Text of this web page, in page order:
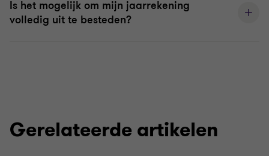
Is het mogelijk om mijn jaarrekening
volledig uit te besteden?
Gerelateerde artikelen